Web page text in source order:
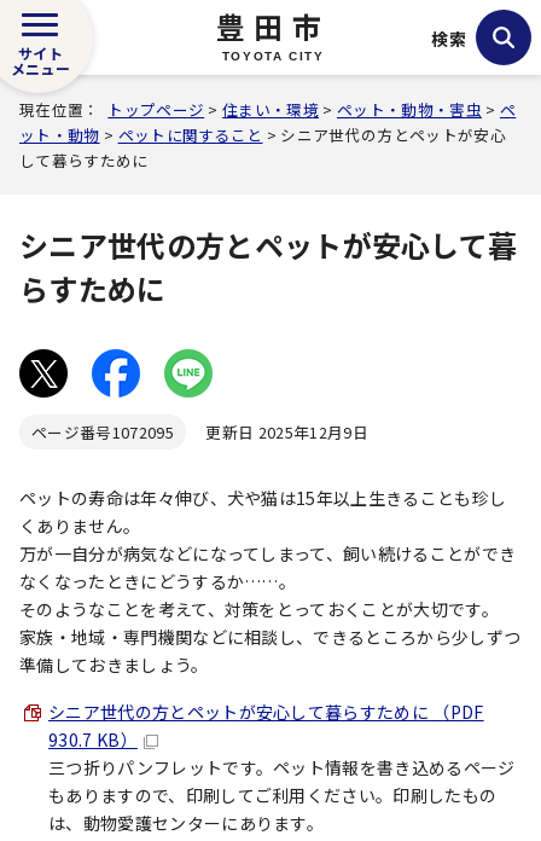
豊田市
TOYOTA CITY
サイト
メニュー
検索
現在位置： トップページ >住まい・環境 >ペット・動物・害虫 > ペ
ット・動物 > ペットに関すること > シニア世代の方とペットが安心
して暮らすために
シニア世代の方とペットが安心して暮
らすために
ページ番号1072095 更新日 2025年12月9日
ペットの寿命は年々伸び、犬や猫は15年以上生きることも珍し
くありません。
万が一自分が病気などになってしまって、飼い続けることができ
なくなったときにどうするか……。
そのようなことを考えて、対策をとっておくことが大切です。
家族・地域・専門機関などに相談し、できるところから少しずつ
準備しておきましょう。
シニア世代の方とペットが安心して暮らすために （PDF
930.7 KB）
三つ折りパンフレットです。ペット情報を書き込めるページ
もありますので、印刷してご利用ください。印刷したもの
は、動物愛護センターにあります。